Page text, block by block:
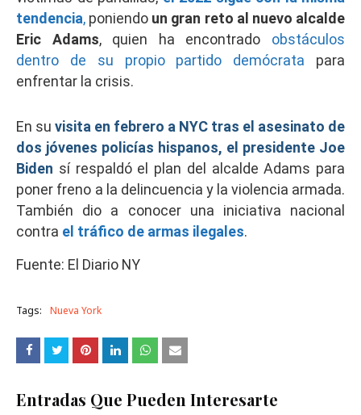
tendencia, poniendo un gran reto al nuevo alcalde
Eric Adams, quien ha encontrado obstáculos
dentro de su propio partido demócrata para
enfrentar la crisis.
En su visita en febrero a NYC tras el asesinato de
dos jóvenes policías hispanos, el presidente Joe
Biden sí respaldó el plan del alcalde Adams para
poner freno a la delincuencia y la violencia armada.
También dio a conocer una iniciativa nacional
contra el tráfico de armas ilegales.
Fuente: El Diario NY
Tags: Nueva York
Entradas Que Pueden Interesarte